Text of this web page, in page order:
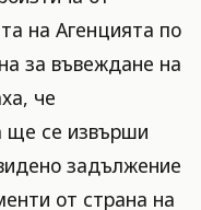
на Агенцията по
за въвеждане на
че
ще се извърши
задължение
от страна на